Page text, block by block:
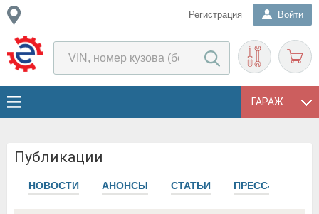
Регистрация Войти
ГАРАЖ
Публикации
НОВОСТИ АНОНСЫ СТАТЬИ ПРЕСС-РЕЛИЗЫ